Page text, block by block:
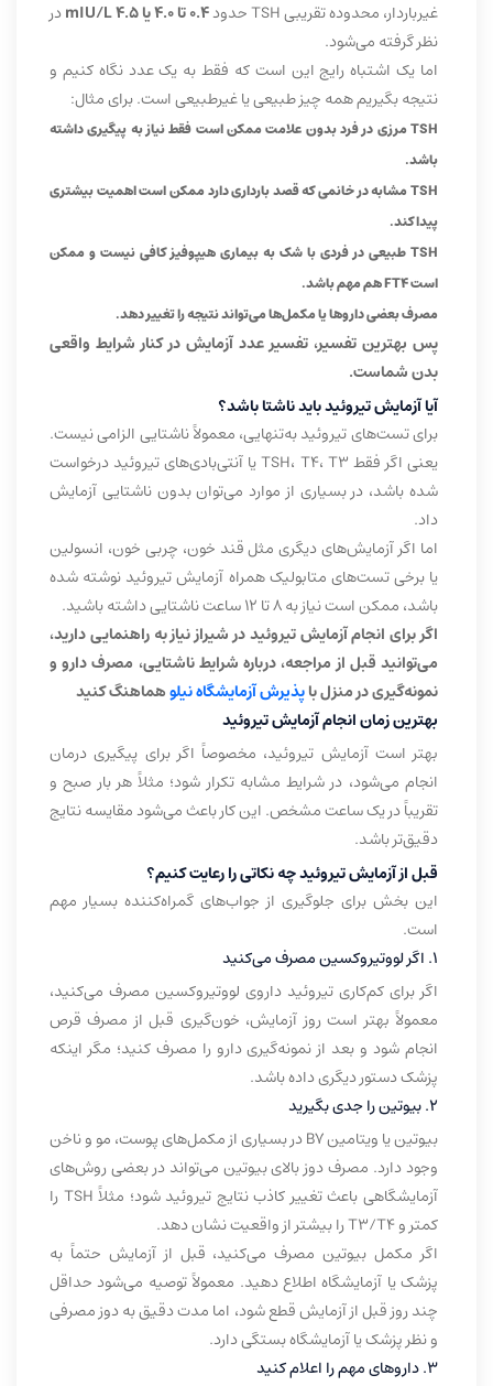
غیرباردار، محدوده تقریبی TSH حدود
۰.۴ تا ۴.۰ یا ۴.۵ mIU/L
در
نظر گرفته می‌شود.
اما یک اشتباه رایج این است که فقط به یک عدد نگاه کنیم و
نتیجه بگیریم همه چیز طبیعی یا غیرطبیعی است. برای مثال:
TSH مرزی در فرد بدون علامت ممکن است فقط نیاز به پیگیری داشته
باشد.
TSH مشابه در خانمی که قصد بارداری دارد ممکن است اهمیت بیشتری
پیدا کند.
TSH طبیعی در فردی با شک به بیماری هیپوفیز کافی نیست و ممکن
است FT4 هم مهم باشد.
مصرف بعضی داروها یا مکمل‌ها می‌تواند نتیجه را تغییر دهد.
پس بهترین تفسیر، تفسیر عدد آزمایش در کنار شرایط واقعی
بدن شماست.
آیا آزمایش تیروئید باید ناشتا باشد؟
برای تست‌های تیروئید به‌تنهایی، معمولاً ناشتایی الزامی نیست.
یعنی اگر فقط TSH، T4، T3 یا آنتی‌بادی‌های تیروئید درخواست
شده باشد، در بسیاری از موارد می‌توان بدون ناشتایی آزمایش
داد.
اما اگر آزمایش‌های دیگری مثل قند خون، چربی خون، انسولین
یا برخی تست‌های متابولیک همراه آزمایش تیروئید نوشته شده
باشد، ممکن است نیاز به ۸ تا ۱۲ ساعت ناشتایی داشته باشید.
اگر برای انجام آزمایش تیروئید در شیراز نیاز به راهنمایی دارید،
می‌توانید قبل از مراجعه، درباره شرایط ناشتایی، مصرف دارو و
نمونه‌گیری در منزل باپذیرش آزمایشگاه نیلوهماهنگ کنید
بهترین زمان انجام آزمایش تیروئید
بهتر است آزمایش تیروئید، مخصوصاً اگر برای پیگیری درمان
انجام می‌شود، در شرایط مشابه تکرار شود؛ مثلاً هر بار صبح و
تقریباً در یک ساعت مشخص. این کار باعث می‌شود مقایسه نتایج
دقیق‌تر باشد.
قبل از آزمایش تیروئید چه نکاتی را رعایت کنیم؟
این بخش برای جلوگیری از جواب‌های گمراه‌کننده بسیار مهم
است.
۱. اگر لووتیروکسین مصرف می‌کنید
اگر برای کم‌کاری تیروئید داروی لووتیروکسین مصرف می‌کنید،
معمولاً بهتر است روز آزمایش، خون‌گیری قبل از مصرف قرص
انجام شود و بعد از نمونه‌گیری دارو را مصرف کنید؛ مگر اینکه
پزشک دستور دیگری داده باشد.
۲. بیوتین را جدی بگیرید
بیوتین یا ویتامین B7 در بسیاری از مکمل‌های پوست، مو و ناخن
وجود دارد. مصرف دوز بالای بیوتین می‌تواند در بعضی روش‌های
آزمایشگاهی باعث تغییر کاذب نتایج تیروئید شود؛ مثلاً TSH را
کمتر و T3/T4 را بیشتر از واقعیت نشان دهد.
اگر مکمل بیوتین مصرف می‌کنید، قبل از آزمایش حتماً به
پزشک یا آزمایشگاه اطلاع دهید. معمولاً توصیه می‌شود حداقل
چند روز قبل از آزمایش قطع شود، اما مدت دقیق به دوز مصرفی
و نظر پزشک یا آزمایشگاه بستگی دارد.
۳. داروهای مهم را اعلام کنید